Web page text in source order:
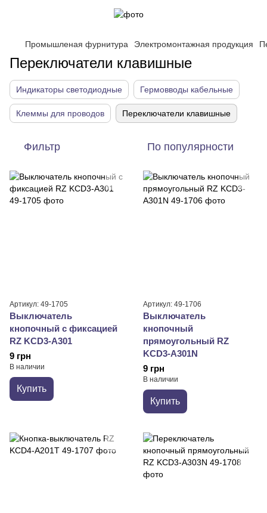
Промышленая фурнитура Электромонтажная продукция
Переключатели клавишные
Индикаторы светодиодные Гермовводы кабельные
Клеммы для проводов Переключатели клавишные
Фильтр По популярности
Артикул: 49-1705
Выключатель
кнопочный с фиксацией
RZ KCD3-A301
9 грн
В наличии
Купить
Артикул: 49-1706
Выключатель
кнопочный
прямоугольный RZ
KCD3-A301N
9 грн
В наличии
Купить